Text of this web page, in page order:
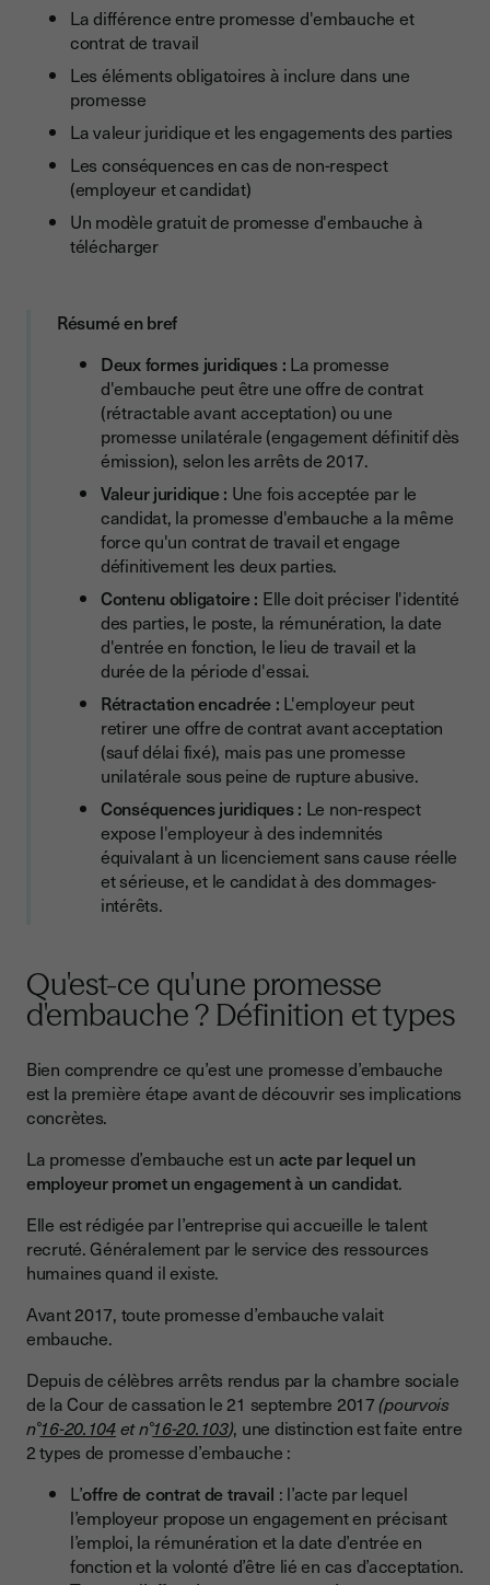
Quelles sont les conséquences du non-respect d'une
promesse d'embauche ?
Recours juridiques en cas de non-respect
Modèle gratuit de promesse d'embauche à télécharger
Promesse d'embauche : les points clés à retenir
La différence entre promesse d'embauche et
contrat de travail
Les éléments obligatoires à inclure dans une
promesse
La valeur juridique et les engagements des parties
Les conséquences en cas de non-respect
(employeur et candidat)
Un modèle gratuit de promesse d'embauche à
télécharger
Résumé en bref
Deux formes juridiques : La promesse
d'embauche peut être une offre de contrat
(rétractable avant acceptation) ou une
promesse unilatérale (engagement définitif dès
émission), selon les arrêts de 2017.
Valeur juridique : Une fois acceptée par le
candidat, la promesse d'embauche a la même
force qu'un contrat de travail et engage
définitivement les deux parties.
Contenu obligatoire : Elle doit préciser l'identité
des parties, le poste, la rémunération, la date
d'entrée en fonction, le lieu de travail et la
durée de la période d'essai.
Rétractation encadrée : L'employeur peut
retirer une offre de contrat avant acceptation
(sauf délai fixé), mais pas une promesse
unilatérale sous peine de rupture abusive.
Conséquences juridiques : Le non-respect
expose l'employeur à des indemnités
équivalant à un licenciement sans cause réelle
et sérieuse, et le candidat à des dommages-
intérêts.
Qu'est-ce qu'une promesse
d'embauche ? Définition et types
Bien comprendre ce qu’est une promesse d’embauche
est la première étape avant de découvrir ses implications
concrètes.
La promesse d’embauche est un acte par lequel un
employeur promet un engagement à un candidat.
Elle est rédigée par l’entreprise qui accueille le talent
recruté. Généralement par le service des ressources
humaines quand il existe.
Avant 2017, toute promesse d’embauche valait
embauche.
Depuis de célèbres arrêts rendus par la chambre sociale
de la Cour de cassation le 21 septembre 2017(pourvois
n°16-20.104et n°16-20.103), une distinction est faite entre
2 types de promesse d’embauche :
L’offre de contrat de travail : l’acte par lequel
l’employeur propose un engagement en précisant
l’emploi, la rémunération et la date d’entrée en
fonction et la volonté d’être lié en cas d’acceptation.